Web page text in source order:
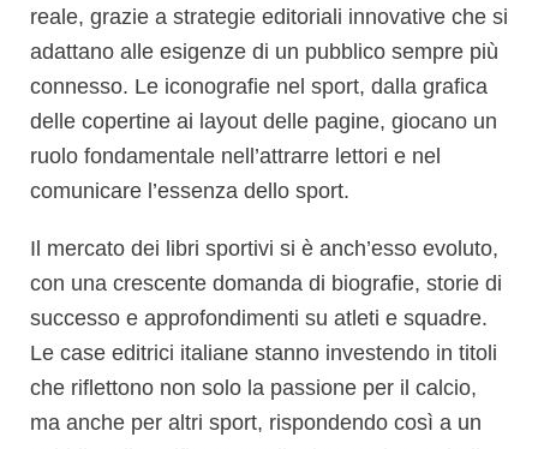
reale, grazie a strategie editoriali innovative che si
adattano alle esigenze di un pubblico sempre più
connesso. Le iconografie nel sport, dalla grafica
delle copertine ai layout delle pagine, giocano un
ruolo fondamentale nell’attrarre lettori e nel
comunicare l’essenza dello sport.
Il mercato dei libri sportivi si è anch’esso evoluto,
con una crescente domanda di biografie, storie di
successo e approfondimenti su atleti e squadre.
Le case editrici italiane stanno investendo in titoli
che riflettono non solo la passione per il calcio,
ma anche per altri sport, rispondendo così a un